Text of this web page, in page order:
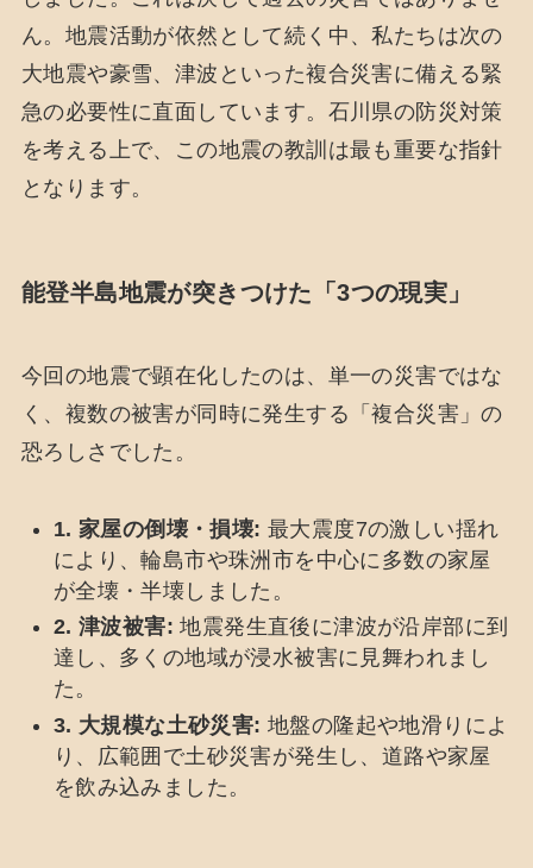
ん。地震活動が依然として続く中、私たちは次の
大地震や豪雪、津波といった複合災害に備える緊
急の必要性に直面しています。石川県の防災対策
を考える上で、この地震の教訓は最も重要な指針
となります。
能登半島地震が突きつけた「3つの現実」
今回の地震で顕在化したのは、単一の災害ではな
く、複数の被害が同時に発生する「複合災害」の
恐ろしさでした。
1. 家屋の倒壊・損壊: 最大震度7の激しい揺れ
により、輪島市や珠洲市を中心に多数の家屋
が全壊・半壊しました。
2. 津波被害: 地震発生直後に津波が沿岸部に到
達し、多くの地域が浸水被害に見舞われまし
た。
3. 大規模な土砂災害: 地盤の隆起や地滑りによ
り、広範囲で土砂災害が発生し、道路や家屋
を飲み込みました。